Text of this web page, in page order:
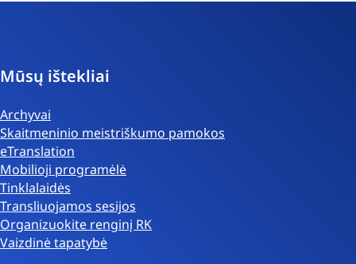
Mūsų ištekliai
Archyvai
Skaitmeninio meistriškumo pamokos
eTranslation
Mobilioji programėlė
Tinklalaidės
Transliuojamos sesijos
Organizuokite renginį RK
Vaizdinė tapatybė